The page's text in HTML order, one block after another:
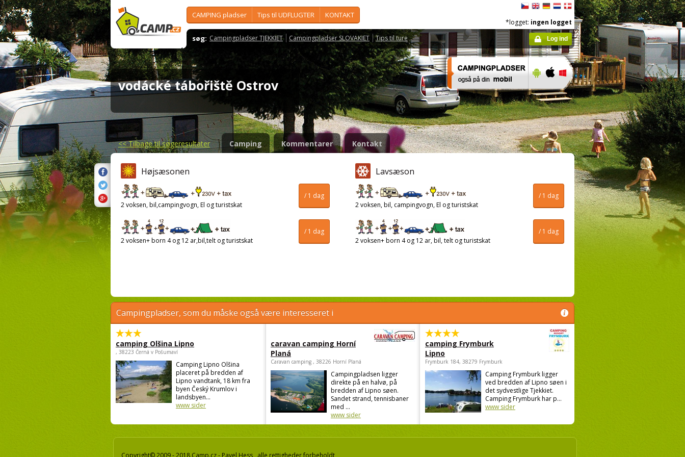
CAMPING pladser Tips til UDFLUGTER KONTAKT
søg: Campingpladser TJEKKIET Campingpladser SLOVAKIET Tips til ture
*logget: ingen logget
Log ind
vodácké tábořiště Ostrov
<<Tilbage til søgeresultater Camping Kommentarer Kontakt
Højsæsonen
/ 1 dag
2 voksen, bil,campingvogn, El og turistskat
/ 1 dag
2 voksen+ born 4 og 12 ar,bil,telt og turistskat
Lavsæson
/ 1 dag
2 voksen, bil, campingvogn, El og turistskat
/ 1 dag
2 voksen+ born 4 og 12 ar, bil, telt og turistskat
Campingpladser, som du måske også være interesseret i
camping Olšina Lipno
, 38223 Černá v Pošumaví
Camping Lipno Olšina
placeret på bredden af
Lipno vandtank, 18 km fra
byen Český Krumlov i
landsbyen...
www sider
caravan camping Horní
Planá
Caravan camping , 38226 Horní Planá
Campingpladsen ligger
direkte på en halvø, på
bredden af Lipno søen.
Sandet strand, tennisbaner
med ...
www sider
camping Frymburk
Lipno
Frymburk 184, 38279 Frymburk
Camping Frymburk ligger
ved bredden af Lipno søen i
det sydvestlige Tjekkiet.
Camping Frymburk har p...
www sider